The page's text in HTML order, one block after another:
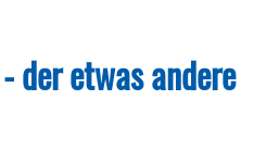
der etwas andere